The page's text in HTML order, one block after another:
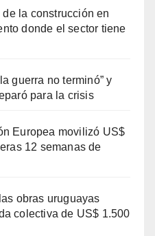
la construcción en
donde el sector tiene
guerra no terminó” y
para la crisis
Europea movilizó US$
12 semanas de
obras uruguayas
colectiva de US$ 1.500